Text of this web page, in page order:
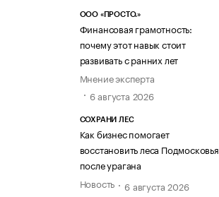
ООО «ПРОСТО.»
Финансовая грамотность:
почему этот навык стоит
развивать с ранних лет
Мнение эксперта
6 августа 2026
СОХРАНИ ЛЕС
Как бизнес помогает
восстановить леса Подмосковья
после урагана
Новость
6 августа 2026